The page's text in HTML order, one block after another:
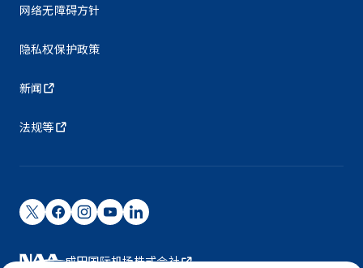
网络无障碍方针
隐私权保护政策
新闻
法规等
成田国际机场株式会社